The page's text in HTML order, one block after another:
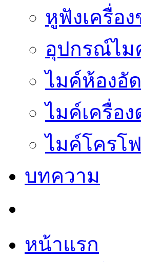
หูฟังเครื่อ
อุปกรณ์ไม
ไมค์ห้องอัด
ไมค์เครื่อ
ไมค์โครโ
บทความ
หน้าแรก